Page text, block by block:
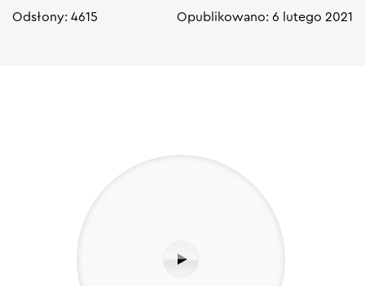
Odsłony: 4615 Opublikowano: 6 lutego 2021